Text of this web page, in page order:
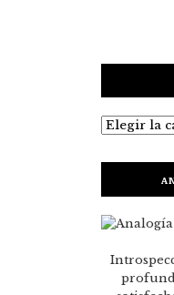
Categorías